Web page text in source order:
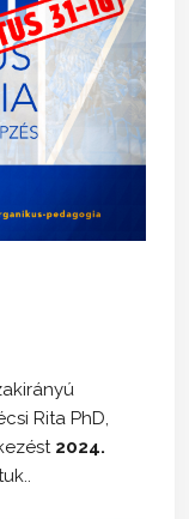
Rita PhD,
2024.